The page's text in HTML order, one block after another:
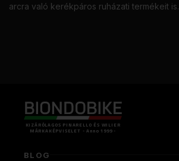
arcra való kerékpáros ruházati termékeit is.
KIZÁRÓLAGOS PINARELLO ÉS WILIER
MÁRKAKÉPVISELET - Anno 1999 -
BLOG